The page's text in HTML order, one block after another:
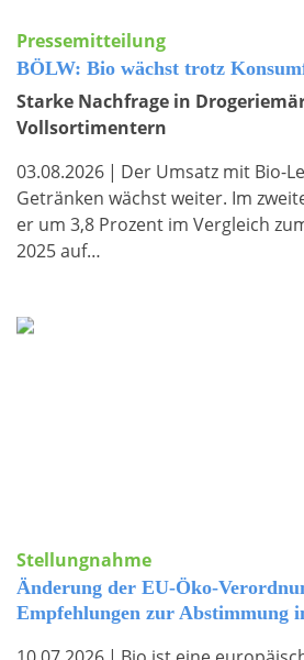
Pressemitteilung
BÖLW: Bio wächst trotz
Starke Nachfrage in
Vollsortimentern
03.08.2026 | Der Umsatz mit Bio-
Getränken wächst weiter. Im
er um 3,8 Prozent im Vergleich
2025 auf…
Stellungnahme
Änderung der EU-Öko-
Empfehlungen zur Abstimmung